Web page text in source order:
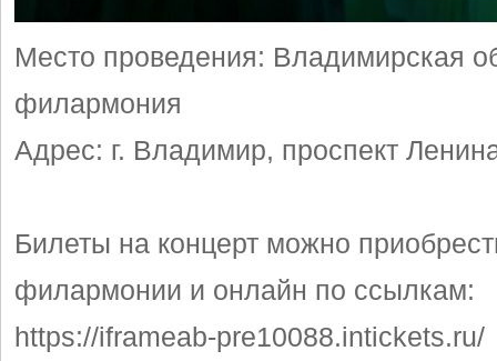
Место проведения: Владимирская
филармония
Адрес: г. Владимир, проспект
Билеты на концерт можно
филармонии и онлайн по ссылкам:
https://iframeab-pre10088.intickets.ru/